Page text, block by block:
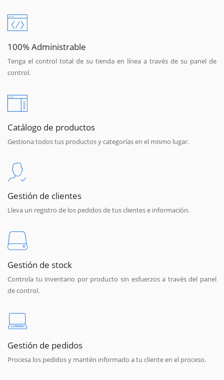
100% Administrable
Tenga el control total de su tienda en línea a través de su panel de
control.
Catálogo de productos
Gestiona todos tus productos y categorías en el mismo lugar.
Gestión de clientes
Lleva un registro de los pedidos de tus clientes e información.
Gestión de stock
Controla tu inventario por producto sin esfuerzos a través del panel
de control.
Gestión de pedidos
Procesa los pedidos y mantén informado a tu cliente en el proceso.